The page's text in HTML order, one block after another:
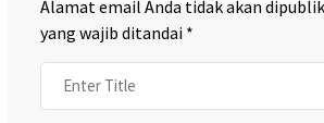
Alamat email Anda tidak akan
yang wajib ditandai *